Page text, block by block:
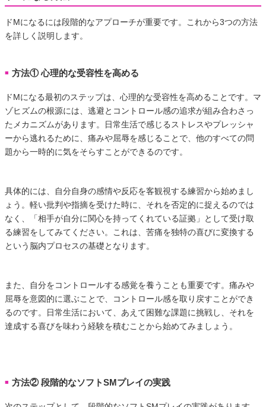
ドMになるには段階的なアプローチが重要です。これから3つの方法
を詳しく説明します。
■ 方法① 心理的な受容性を高める
ドMになる最初のステップは、心理的な受容性を高めることです。マ
ゾヒズムの根源には、逃避とコントロール感の追求が組み合わさっ
たメカニズムがあります。日常生活で感じるストレスやプレッシャ
ーから逃れるために、痛みや屈辱を感じることで、他のすべての問
題から一時的に気をそらすことができるのです。
具体的には、自分自身の感情や反応を客観視する練習から始めまし
ょう。軽い批判や指摘を受けた時に、それを否定的に捉えるのでは
なく、「相手が自分に関心を持ってくれている証拠」として受け取
る練習をしてみてください。これは、苦痛を独特の喜びに変換する
という脳内プロセスの基礎となります。
また、自分をコントロールする感覚を養うことも重要です。痛みや
屈辱を意図的に選ぶことで、コントロール感を取り戻すことができ
るのです。日常生活において、あえて困難な課題に挑戦し、それを
達成する喜びを味わう経験を積むことから始めてみましょう。
■ 方法② 段階的なソフトSMプレイの実践